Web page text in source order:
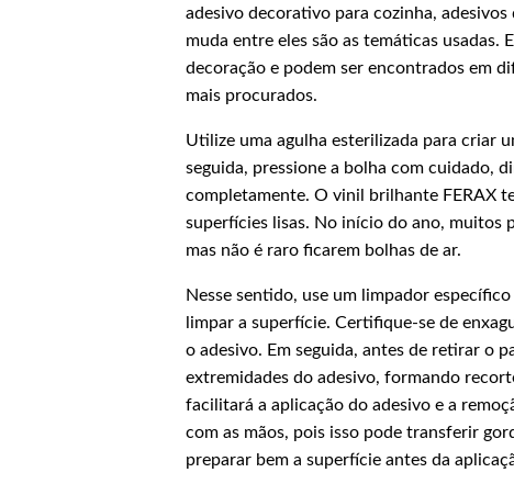
adesivo decorativo para cozinha,
muda entre eles são as temáticas usadas.
decoração e podem ser encontrados em
mais procurados.
Utilize uma agulha esterilizada para criar
seguida, pressione a bolha com cuidado,
completamente. O vinil brilhante FERAX
superfícies lisas. No início do ano, muitos
mas não é raro ficarem bolhas de ar.
Nesse sentido, use um limpador
limpar a superfície. Certifique-se de
o adesivo. Em seguida, antes de retirar o
extremidades do adesivo, formando
facilitará a aplicação do adesivo e a
com as mãos, pois isso pode transferir
preparar bem a superfície antes da